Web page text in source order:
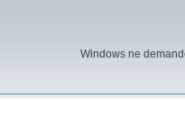
Windows ne